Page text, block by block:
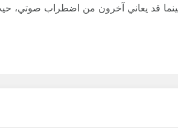
قد يعاني آخرون من اضطراب صوتي،